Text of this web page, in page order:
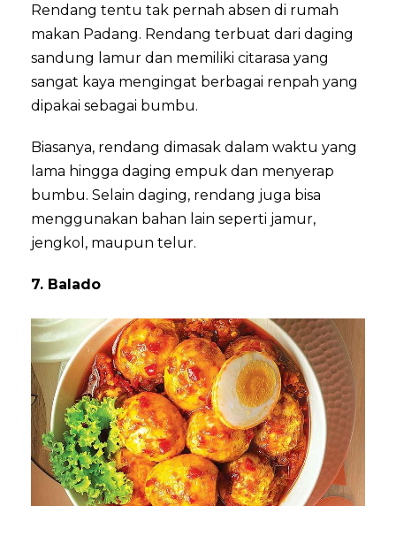
Rendang tentu tak pernah absen di rumah
makan Padang. Rendang terbuat dari daging
sandung lamur dan memiliki citarasa yang
sangat kaya mengingat berbagai renpah yang
dipakai sebagai bumbu.
Biasanya, rendang dimasak dalam waktu yang
lama hingga daging empuk dan menyerap
bumbu. Selain daging, rendang juga bisa
menggunakan bahan lain seperti jamur,
jengkol, maupun telur.
7. Balado